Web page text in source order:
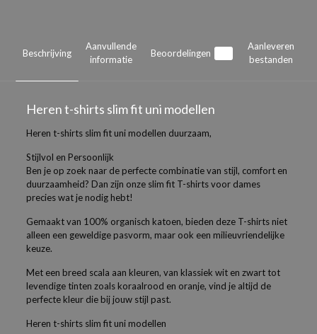
Beschrijving
Aanvullende
informatie
Beoordelingen
Aanleveren
bestanden
Heren t-shirts slim fit uni modellen
Heren t-shirts slim fit uni modellen duurzaam,
Stijlvol en Persoonlijk
Ben je op zoek naar de perfecte combinatie van stijl, comfort en
duurzaamheid? Dan zijn onze slim fit T-shirts voor dames
precies wat je nodig hebt!
Gemaakt van 100% organisch katoen, bieden deze T-shirts niet
alleen een geweldige pasvorm, maar ook een milieuvriendelijke
keuze.
Met een breed scala aan kleuren, van klassiek wit en zwart tot
levendige tinten zoals koraalrood en oranje, vind je altijd de
perfecte kleur die bij jouw stijl past.
Heren t-shirts slim fit uni modellen